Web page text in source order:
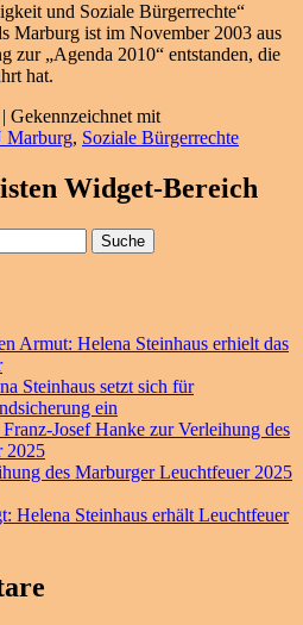
und Soziale Bürgerrechte“
Marburg ist im November 2003 aus
zur „Agenda 2010“ entstanden, die
hat.
| Gekennzeichnet mit
Marburg, Soziale Bürgerrechte
Widget-Bereich
Suche
Armut: Helena Steinhaus erhielt das
Steinhaus setzt sich für
ein
Josef Hanke zur Verleihung des
2025
des Marburger Leuchtfeuer 2025
Helena Steinhaus erhält Leuchtfeuer